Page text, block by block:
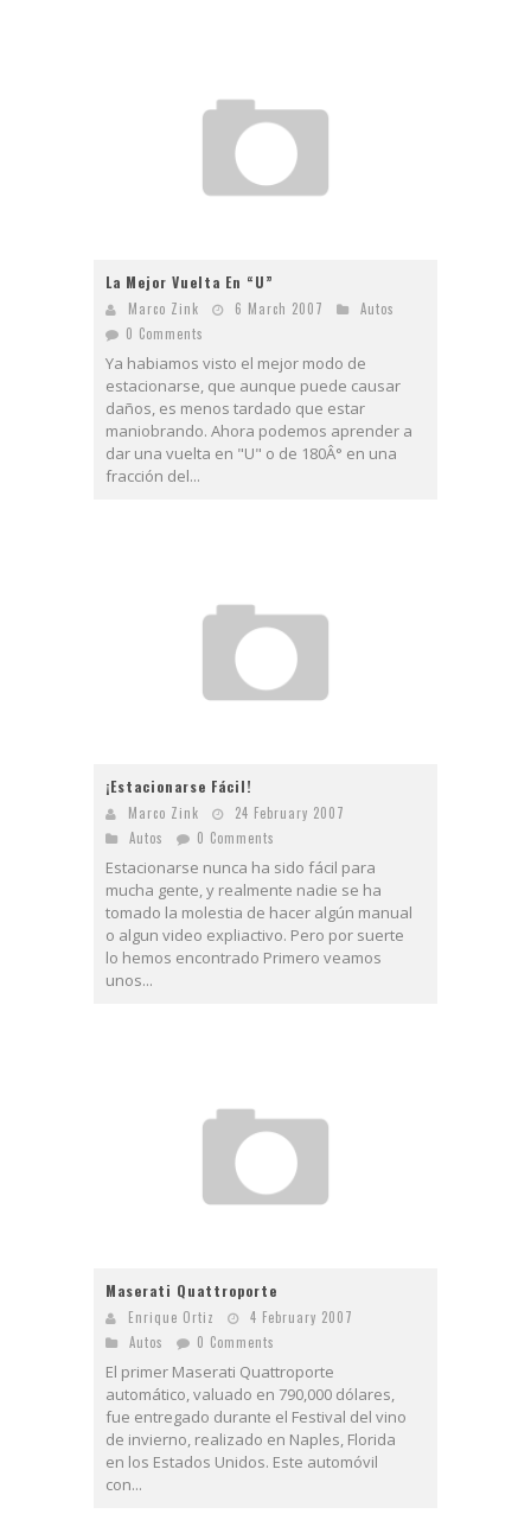
La Mejor Vuelta En “U”
Marco Zink 6 March 2007
Autos
0 Comments
Ya habiamos visto el mejor modo de
estacionarse, que aunque puede causar
daños, es menos tardado que estar
maniobrando. Ahora podemos aprender a
dar una vuelta en "U" o de 180Â° en una
fracción del...
¡Estacionarse Fácil!
Marco Zink
24 February 2007
Autos
0 Comments
Estacionarse nunca ha sido fácil para
mucha gente, y realmente nadie se ha
tomado la molestia de hacer algún manual
o algun video expliactivo. Pero por suerte
lo hemos encontrado Primero veamos
unos...
Maserati Quattroporte
Enrique Ortiz
4 February 2007
Autos
0 Comments
El primer Maserati Quattroporte
automático, valuado en 790,000 dólares,
fue entregado durante el Festival del vino
de invierno, realizado en Naples, Florida
en los Estados Unidos. Este automóvil
con...